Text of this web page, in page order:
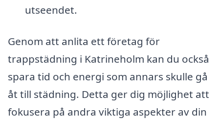
utseendet.
Genom att anlita ett företag för
trappstädning i Katrineholm kan du också
spara tid och energi som annars skulle gå
åt till städning. Detta ger dig möjlighet att
fokusera på andra viktiga aspekter av din